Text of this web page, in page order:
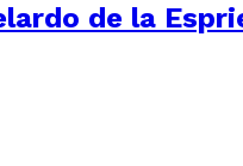
de la